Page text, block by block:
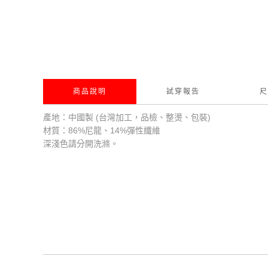
商品說明 試穿報告
產地：中國製 (台灣加工，品檢、整燙、包裝)
材質：86%尼龍、14%彈性纖維
深淺色請分開洗滌。